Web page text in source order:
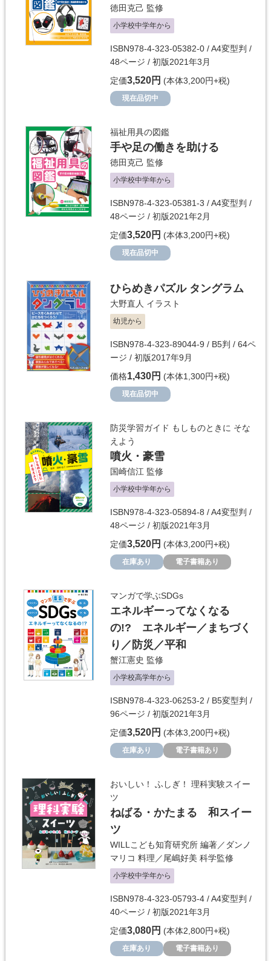
徳田克己 監修
小学校中学年から
ISBN978-4-323-05382-0 / A4変型判 /
48ページ / 初版2021年3月
定価3,520円 (本体3,200円+税)
現在品切中
福祉用具の図鑑
手や足の働きを助ける
徳田克己 監修
小学校中学年から
ISBN978-4-323-05381-3 / A4変型判 /
48ページ / 初版2021年2月
定価3,520円 (本体3,200円+税)
現在品切中
ひらめきパズル タングラム
大野直人 イラスト
幼児から
ISBN978-4-323-89044-9 / B5判 / 64ペ
ージ / 初版2017年9月
価格1,430円 (本体1,300円+税)
現在品切中
防災学習ガイド もしものときに そな
えよう
噴火・豪雪
国崎信江 監修
小学校中学年から
ISBN978-4-323-05894-8 / A4変型判 /
48ページ / 初版2021年3月
定価3,520円 (本体3,200円+税)
在庫あり 電子書籍あり
マンガで学ぶSDGs
エネルギーってなくなる
の!? エネルギー／まちづく
り／防災／平和
蟹江憲史 監修
小学校高学年から
ISBN978-4-323-06253-2 / B5変型判 /
96ページ / 初版2021年3月
定価3,520円 (本体3,200円+税)
在庫あり 電子書籍あり
おいしい！ ふしぎ！ 理科実験スイー
ツ
ねばる・かたまる 和スイー
ツ
WILLこども知育研究所 編著／ ダンノ
マリコ 料理／尾嶋好美 科学監修
小学校中学年から
ISBN978-4-323-05793-4 / A4変型判 /
40ページ / 初版2021年3月
定価3,080円 (本体2,800円+税)
在庫あり 電子書籍あり